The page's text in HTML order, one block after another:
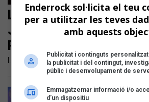
Les noves cançons en
Julieta, El Pony Pisador,
Padrós, Llum i Èric
Llistem els llançaments en català dels
Enderrock sol·licita el teu
per a utilitzar les teves
amb aquests
Publicitat i continguts
la publicitat i del contingut,
públic i desenvolupament de
Emmagatzemar informació i/o
d’un dispositiu